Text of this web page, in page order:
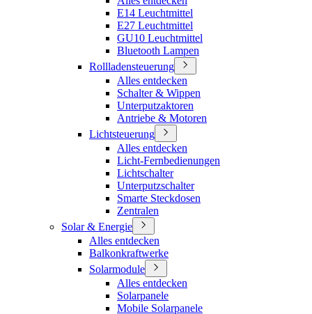
E14 Leuchtmittel
E27 Leuchtmittel
GU10 Leuchtmittel
Bluetooth Lampen
Rollladensteuerung
Alles entdecken
Schalter & Wippen
Unterputzaktoren
Antriebe & Motoren
Lichtsteuerung
Alles entdecken
Licht-Fernbedienungen
Lichtschalter
Unterputzschalter
Smarte Steckdosen
Zentralen
Solar & Energie
Alles entdecken
Balkonkraftwerke
Solarmodule
Alles entdecken
Solarpanele
Mobile Solarpanele